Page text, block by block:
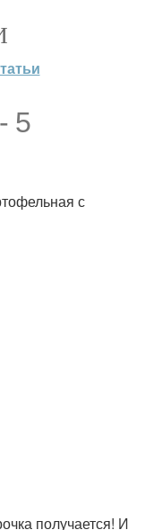
5
с
получается! И